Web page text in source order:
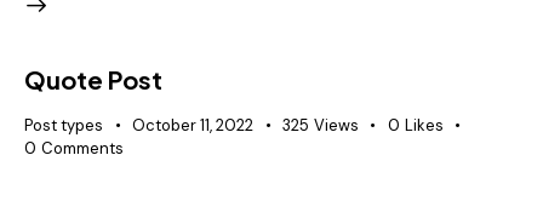
Quote Post
Post types October 11, 2022 325 Views 0 Likes
0 Comments